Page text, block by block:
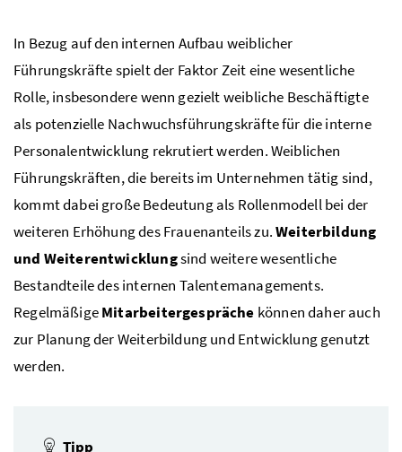
In Bezug auf den internen Aufbau weiblicher
Führungskräfte spielt der Faktor Zeit eine wesentliche
Rolle, insbesondere wenn gezielt weibliche Beschäftigte
als potenzielle Nachwuchsführungskräfte für die interne
Personalentwicklung rekrutiert werden. Weiblichen
Führungskräften, die bereits im Unternehmen tätig sind,
kommt dabei große Bedeutung als Rollenmodell bei der
weiteren Erhöhung des Frauenanteils zu.Weiterbildung
und Weiterentwicklungsind weitere wesentliche
Bestandteile des internen Talentemanagements.
RegelmäßigeMitarbeitergespräche können daher auch
zur Planung der Weiterbildung und Entwicklung genutzt
werden.
Tipp